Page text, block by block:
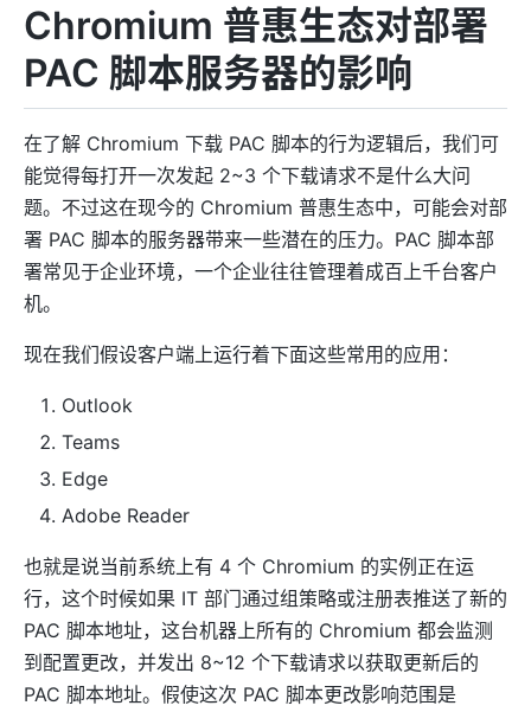
Chromium 普惠生态对部署
PAC 脚本服务器的影响
在了解 Chromium 下载 PAC 脚本的行为逻辑后，我们可
能觉得每打开一次发起 2~3 个下载请求不是什么大问
题。不过这在现今的 Chromium 普惠生态中，可能会对部
署 PAC 脚本的服务器带来一些潜在的压力。PAC 脚本部
署常见于企业环境，一个企业往往管理着成百上千台客户
机。
现在我们假设客户端上运行着下面这些常用的应用：
Outlook
Teams
Edge
Adobe Reader
也就是说当前系统上有 4 个 Chromium 的实例正在运
行，这个时候如果 IT 部门通过组策略或注册表推送了新的
PAC 脚本地址，这台机器上所有的 Chromium 都会监测
到配置更改，并发出 8~12 个下载请求以获取更新后的
PAC 脚本地址。假使这次 PAC 脚本更改影响范围是